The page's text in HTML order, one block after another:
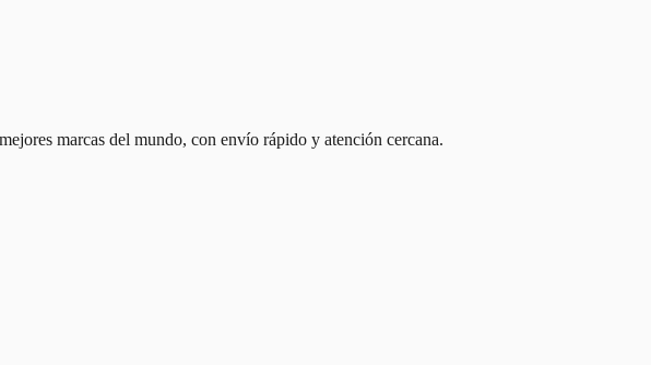
marcas del mundo, con envío rápido y atención cercana.